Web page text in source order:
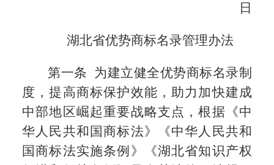
日
湖北省优势商标名录管理办法
第一条 为建立健全优势商标名录制
度，提高商标保护效能，助力加快建成
中部地区崛起重要战略支点，根据《中
华人民共和国商标法》《中华人民共和
国商标法实施条例》《湖北省知识产权